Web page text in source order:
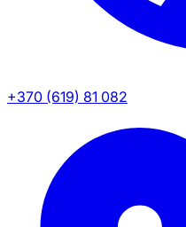
+370 (619) 81 082